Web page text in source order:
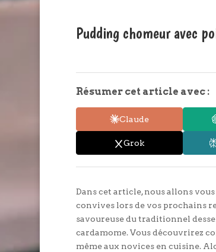
Pudding chomeur avec
Résumer cet article avec :
Claude
Grok
Dans cet article, nous allons
convives lors de vos prochains
savoureuse du traditionnel
cardamome. Vous découvrirez
même aux novices en cuisine.